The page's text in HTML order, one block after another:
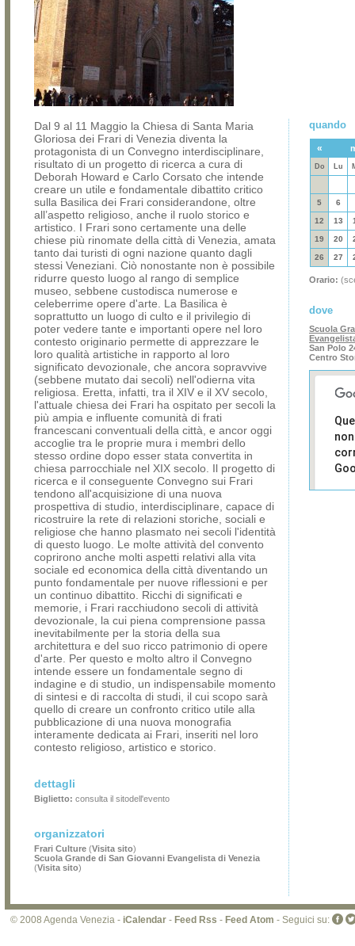
Dal 9 al 11 Maggio la Chiesa di Santa Maria
Gloriosa dei Frari di Venezia diventa la
protagonista di un Convegno interdisciplinare,
risultato di un progetto di ricerca a cura di
Deborah Howard e Carlo Corsato che intende
creare un utile e fondamentale dibattito critico
sulla Basilica dei Frari considerandone, oltre
all’aspetto religioso, anche il ruolo storico e
artistico. I Frari sono certamente una delle
chiese più rinomate della città di Venezia, amata
tanto dai turisti di ogni nazione quanto dagli
stessi Veneziani. Ciò nonostante non è possibile
ridurre questo luogo al rango di semplice
museo, sebbene custodisca numerose e
celeberrime opere d'arte. La Basilica è
soprattutto un luogo di culto e il privilegio di
poter vedere tante e importanti opere nel loro
contesto originario permette di apprezzare le
loro qualità artistiche in rapporto al loro
significato devozionale, che ancora sopravvive
(sebbene mutato dai secoli) nell'odierna vita
religiosa. Eretta, infatti, tra il XIV e il XV secolo,
l'attuale chiesa dei Frari ha ospitato per secoli la
più ampia e influente comunità di frati
francescani conventuali della città, e ancor oggi
accoglie tra le proprie mura i membri dello
stesso ordine dopo esser stata convertita in
chiesa parrocchiale nel XIX secolo. Il progetto di
ricerca e il conseguente Convegno sui Frari
tendono all'acquisizione di una nuova
prospettiva di studio, interdisciplinare, capace di
ricostruire la rete di relazioni storiche, sociali e
religiose che hanno plasmato nei secoli l'identità
di questo luogo. Le molte attività del convento
coprirono anche molti aspetti relativi alla vita
sociale ed economica della città diventando un
punto fondamentale per nuove riflessioni e per
un continuo dibattito. Ricchi di significati e
memorie, i Frari racchiudono secoli di attività
devozionale, la cui piena comprensione passa
inevitabilmente per la storia della sua
architettura e del suo ricco patrimonio di opere
d'arte. Per questo e molto altro il Convegno
intende essere un fondamentale segno di
indagine e di studio, un indispensabile momento
di sintesi e di raccolta di studi, il cui scopo sarà
quello di creare un confronto critico utile alla
pubblicazione di una nuova monografia
interamente dedicata ai Frari, inseriti nel loro
contesto religioso, artistico e storico.
dettagli
Biglietto: consulta il sitodell'evento
organizzatori
Frari Culture (Visita sito)
Scuola Grande di San Giovanni Evangelista di Venezia
(Visita sito)
quando
«
Do Lu
5 6
12 13
19 20
26 27
Orario:
dove
Scuola
San Polo
Centro
© 2008 Agenda Venezia - iCalendar - Feed Rss - Feed Atom - Seguici su: